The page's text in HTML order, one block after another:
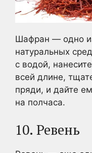
Шафран — одно
натуральных
с водой,
всей длине,
пряди, и дайте
на полчаса.
10. Ревень